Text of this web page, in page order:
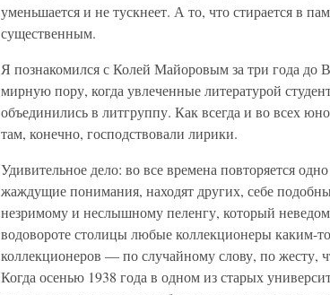
уменьшается и не тускнеет. А то, что стирается в
существенным.
Я познакомился с Колей Майоровым за три года
мирную пору, когда увлеченные литературой
объединились в литгруппу. Как всегда и во всех
там, конечно, господствовали лирики.
Удивительное дело: во все времена повторяется
жаждущие понимания, находят других, себе
незримому и неслышному пеленгу, который
водовороте столицы любые коллекционеры каким-
коллекционеров — по случайному слову, по
Когда осенью 1938 года в одном из старых